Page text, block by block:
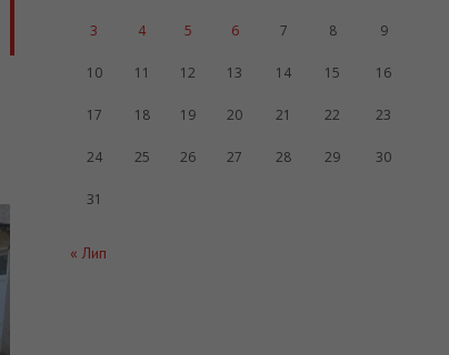
« Лип
3 4 5 6 7 8 9
10 11 12 13 14 15 16
17 18 19 20 21 22 23
24 25 26 27 28 29 30
31